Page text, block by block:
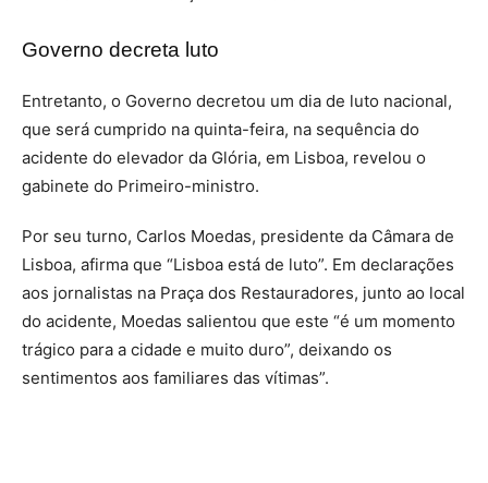
Governo decreta luto
Entretanto, o Governo decretou um dia de luto nacional,
que será cumprido na quinta-feira, na sequência do
acidente do elevador da Glória, em Lisboa, revelou o
gabinete do Primeiro-ministro.
Por seu turno, Carlos Moedas, presidente da Câmara de
Lisboa, afirma que “Lisboa está de luto”. Em declarações
aos jornalistas na Praça dos Restauradores, junto ao local
do acidente, Moedas salientou que este “é um momento
trágico para a cidade e muito duro”, deixando os
sentimentos aos familiares das vítimas”.